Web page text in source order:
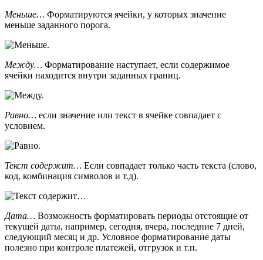
Меньше… Форматируются ячейки, у которых значение
меньше заданного порога.
Между… Форматирование наступает, если содержимое
ячейки находится внутри заданных границ.
Равно… если значение или текст в ячейке совпадает с
условием.
Текст содержит… Если совпадает только часть текста (слово,
код, комбинация символов и т.д).
Дата… Возможность форматировать периоды отстоящие от
текущей даты, например, сегодня, вчера, последние 7 дней,
следующий месяц и др. Условное форматирование даты
полезно при контроле платежей, отгрузок и т.п.